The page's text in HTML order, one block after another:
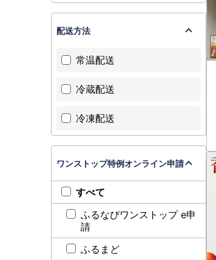
配送方法
常温配送
冷蔵配送
冷凍配送
ワンストップ特例オンライン申請
すべて
ふるなびワンストップ e申
請
ふるまど